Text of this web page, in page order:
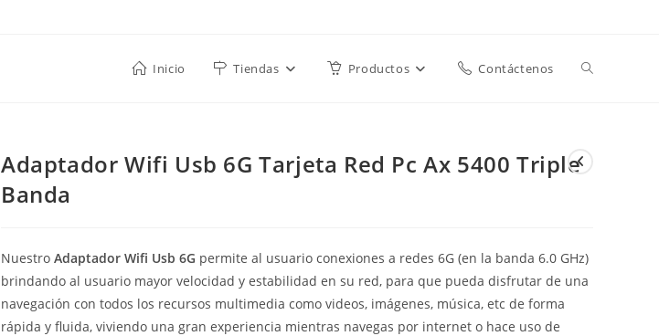
Inicio Tiendas Productos Contáctenos Alternar
la
Adaptador Wifi Usb 6G Tarjeta Red Pc Ax 5400 Triple
Banda
Nuestro Adaptador Wifi Usb 6G permite al usuario conexiones a redes 6G (en la banda 6.0 GHz)
brindando al usuario mayor velocidad y estabilidad en su red, para que pueda disfrutar de una
navegación con todos los recursos multimedia como videos, imágenes, música, etc de forma
rápida y fluida, viviendo una gran experiencia mientras navegas por internet o hace uso de